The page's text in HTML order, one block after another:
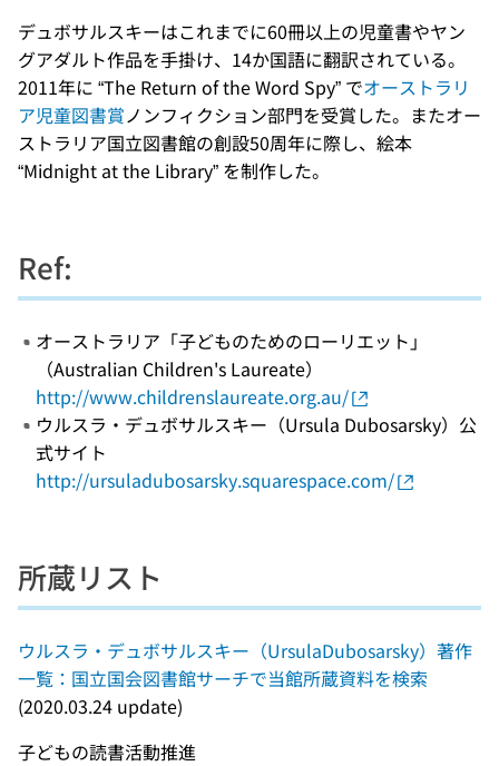
デュボサルスキーはこれまでに60冊以上の児童書やヤン
グアダルト作品を手掛け、14か国語に翻訳されている。
2011年に “The Return of the Word Spy” でオーストラリ
ア児童図書賞ノンフィクション部門を受賞した。またオー
ストラリア国立図書館の創設50周年に際し、絵本
“Midnight at the Library” を制作した。
Ref:
オーストラリア「子どものためのローリエット」
（Australian Children's Laureate）
http://www.childrenslaureate.org.au/
ウルスラ・デュボサルスキー（Ursula Dubosarsky）公
式サイト
http://ursuladubosarsky.squarespace.com/
所蔵リスト
ウルスラ・デュボサルスキー（UrsulaDubosarsky）著作
一覧：国立国会図書館サーチで当館所蔵資料を検索
(2020.03.24 update)
子どもの読書活動推進